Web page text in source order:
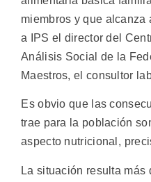
miembros y que
a IPS el director del
Análisis Social de la
Maestros, el consultor
Es obvio que las
trae para la población
aspecto nutricional,
La situación resulta más